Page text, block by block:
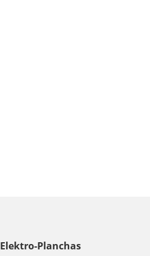
Elektro-Planchas